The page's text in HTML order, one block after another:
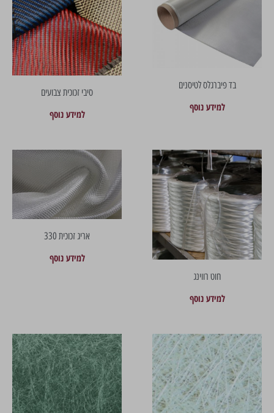
בד פיברגלס לטיסנים
למידע נוסף
סיבי זכוכית צבועים
למידע נוסף
חוט רווינג
למידע נוסף
אריג זכוכית 330
למידע נוסף